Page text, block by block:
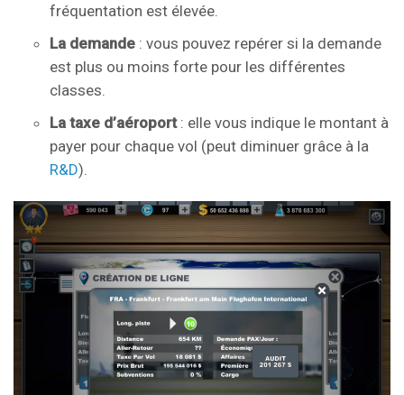
fréquentation est élevée.
La demande : vous pouvez repérer si la demande
est plus ou moins forte pour les différentes
classes.
La taxe d’aéroport: elle vous indique le montant à
payer pour chaque vol (peut diminuer grâce à la
R&D).